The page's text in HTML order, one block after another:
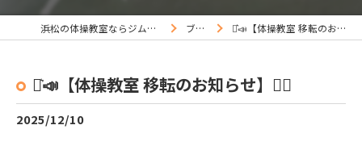
浜松の体操教室ならジムナススポーツ ブログ ⋆͛📣【体操教室 移転のお知らせ】🤸‍♂️
⋆͛📣【体操教室 移転のお知らせ】🤸‍♂️
2025/12/10